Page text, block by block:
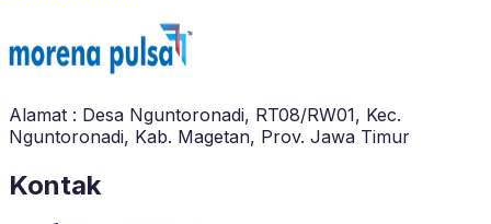
Alamat : Desa Nguntoronadi, RT08/RW01, Kec.
Nguntoronadi, Kab. Magetan, Prov. Jawa Timur
Kontak